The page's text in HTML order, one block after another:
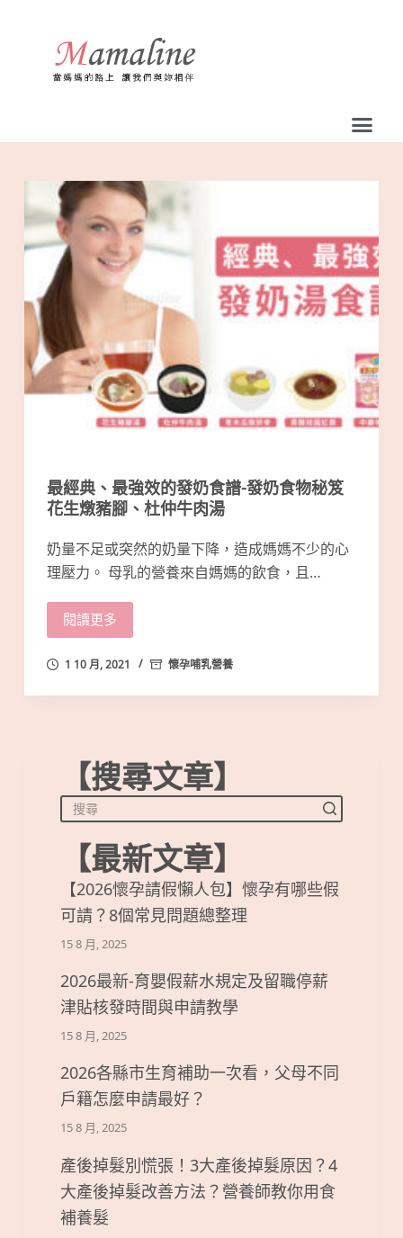
容
最經典、最強效的發奶食譜-發奶食物秘笈
花生燉豬腳、杜仲牛肉湯
奶量不足或突然的奶量下降，造成媽媽不少的心
理壓力。 母乳的營養來自媽媽的飲食，且…
閱讀更多
1 10 月, 2021 懷孕哺乳營養
【搜尋文章】
【最新文章】
【2026懷孕請假懶人包】懷孕有哪些假
可請？8個常見問題總整理
15 8 月, 2025
2026最新-育嬰假薪水規定及留職停薪
津貼核發時間與申請教學
15 8 月, 2025
2026各縣市生育補助一次看，父母不同
戶籍怎麼申請最好？
15 8 月, 2025
產後掉髮別慌張！3大產後掉髮原因？4
大產後掉髮改善方法？營養師教你用食
補養髮